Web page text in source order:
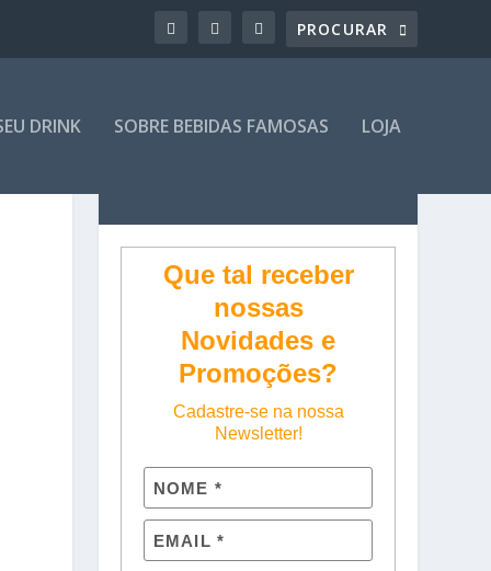
DRINK SOBRE BEBIDAS FAMOSAS LOJA
Que tal receber
nossas
Novidades e
Promoções?
Cadastre-se na nossa
Newsletter!